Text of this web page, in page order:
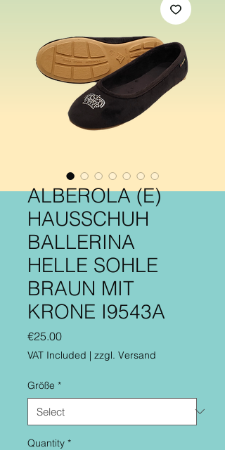
ALBEROLA (E)
HAUSSCHUH
BALLERINA
HELLE SOHLE
BRAUN MIT
KRONE I9543A
€25.00Price
VAT Included | zzgl. Versand
Größe *
Quantity *